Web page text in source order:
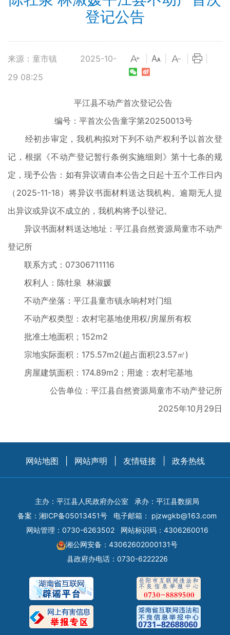
登记公告
来源：童市镇
2025-10-
29 08:25
平江县不动产首次登记公告
编号：平首次公告童字第20250013号
经初步审定，我机构拟对下列不动产权利予以首次登
记，根据《不动产登记暂行条例实施细则》第十七条的规
定，现予公告：如有异议请自本公告之日起十五个工作日内
（2025-11-18）将异议书面材料送达我机构。逾期无人提
出异议或异议不成立的，我机构将予以登记。
异议书面材料送达地址：平江县自然资源局童市不动产
登记所
联系方式：07306711116
权利人：陈牡泉 林淑媛
不动产坐落：平江县童市镇永响村对门组
不动产权类型：农村宅基地使用权/房屋所有权
批准土地面积；152m2
宗地实际面积：175.57m2(超占面积23.57㎡)
房屋建筑面积：174.89m2；用途：农村宅基地
公告单位：平江县自然资源局童市不动产登记所
2025年10月29日
网站地图 网站声明 友情链接 政务热线
主办：平江县人民政府办公室
承办：平江县数据局
备案： 湘ICP备05013451号 电子邮箱： pjzwgkb@163.com
网站管理：0730-6263502
网站标识码：4306260016
湘公网安备：43062602000131号
县政府办电话：0730-6222226